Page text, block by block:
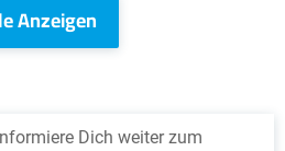
Anzeigen
Dich weiter zum